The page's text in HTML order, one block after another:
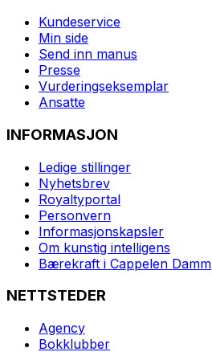
Kundeservice
Min side
Send inn manus
Presse
Vurderingseksemplar
Ansatte
INFORMASJON
Ledige stillinger
Nyhetsbrev
Royaltyportal
Personvern
Informasjonskapsler
Om kunstig intelligens
Bærekraft i Cappelen Damm
NETTSTEDER
Agency
Bokklubber